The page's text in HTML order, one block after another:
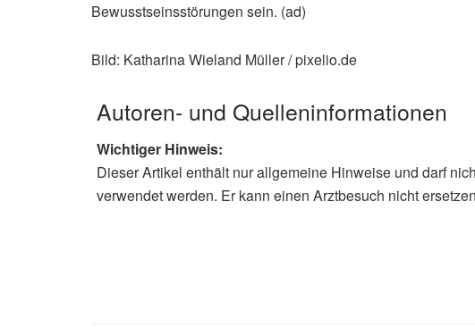
Bewusstseinsstörungen sein. (ad)
Bild: Katharina Wieland Müller / pixelio.de
Autoren- und Quelleninformationen
Wichtiger Hinweis:
Dieser Artikel enthält nur allgemeine Hinweise und darf
verwendet werden. Er kann einen Arztbesuch nicht